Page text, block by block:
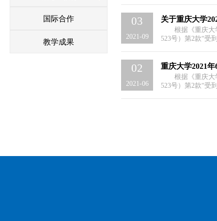
国际合作
教学成果
学位的相关事宜
2、...
03
2021-09
关于重庆大学
根据《重庆大
523号）第2款“受
学位的相关事宜
2、...
02
2021-06
重庆大学2021
根据《重庆大
523号）第2款“受